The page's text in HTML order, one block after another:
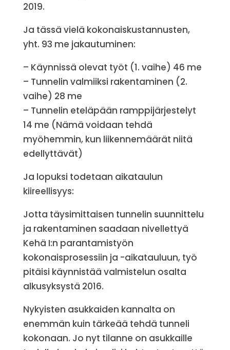
2019.
Ja tässä vielä kokonaiskustannusten,
yht. 93 me jakautuminen:
– Käynnissä olevat työt (1. vaihe) 46 me
– Tunnelin valmiiksi rakentaminen (2.
vaihe) 28 me
– Tunnelin eteläpään ramppijärjestelyt
14 me (Nämä voidaan tehdä
myöhemmin, kun liikennemäärät niitä
edellyttävät)
Ja lopuksi todetaan aikataulun
kiireellisyys:
Jotta täysimittaisen tunnelin suunnittelu
ja rakentaminen saadaan nivellettyä
Kehä I:n parantamistyön
kokonaisprosessiin ja -aikatauluun, työ
pitäisi käynnistää valmistelun osalta
alkusyksystä 2016.
Nykyisten asukkaiden kannalta on
enemmän kuin tärkeää tehdä tunneli
kokonaan. Jo nyt tilanne on asukkaille